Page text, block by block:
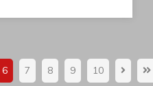
6 7 8 9 10